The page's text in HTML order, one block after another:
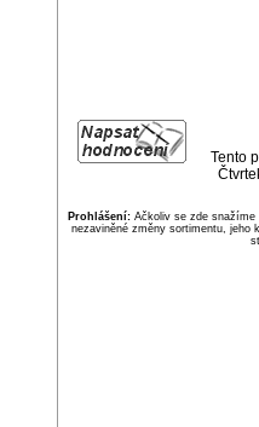
Tento
Prohlášení:Ačkoliv se zde snažíme
nezaviněné změny sortimentu, jeho